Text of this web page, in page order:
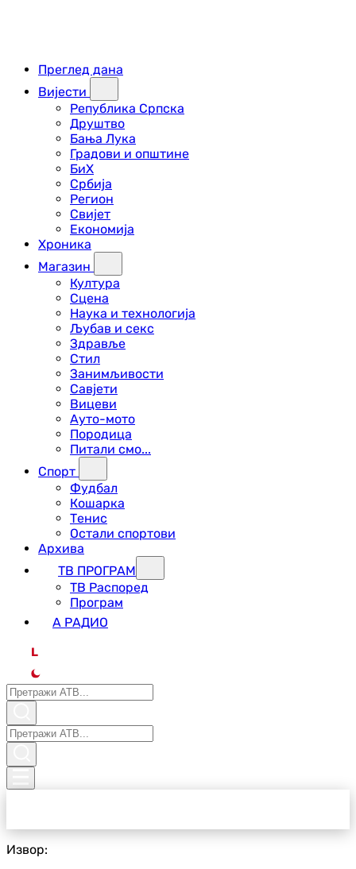
Преглед дана
Вијести
Република Српска
Друштво
Бања Лука
Градови и општине
БиХ
Србија
Регион
Свијет
Економија
Хроника
Магазин
Култура
Сцена
Наука и технологија
Љубав и секс
Здравље
Стил
Занимљивости
Савјети
Вицеви
Ауто-мото
Породица
Питали смо...
Спорт
Фудбал
Кошарка
Тенис
Остали спортови
Архива
ТВ ПРОГРАМ
ТВ Распоред
Програм
А РАДИО
L
Извор: